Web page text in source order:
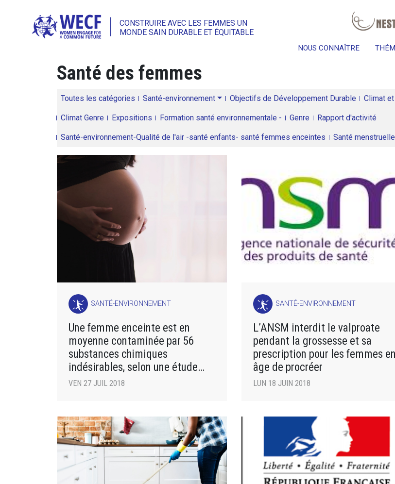
CONSTRUIRE AVEC LES FEMMES UN
MONDE SAIN DURABLE ET ÉQUITABLE
NOUS CONNAÎTRE
Santé des femmes
Toutes les catégories Santé-environnement Objectifs de Développement Durable Climat
Climat Genre Expositions Formation santé environnementale - Genre Rapport d'activité
Santé-environnement-Qualité de l'air -santé enfants- santé femmes enceintes Santé menstruelle
SANTÉ-ENVIRONNEMENT
Une femme enceinte est en
moyenne contaminée par 56
substances chimiques
indésirables, selon une étude
américaine
VEN 27 JUIL 2018
SANTÉ-ENVIRONNEMENT
L’ANSM interdit le valproate
pendant la grossesse et sa
prescription pour les femmes en
âge de procréer
LUN 18 JUIN 2018